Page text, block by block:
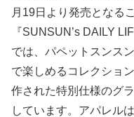
月19日より発売となる
『SUNSUN’s DAILY
では、パペットスンス
で楽しめるコレクショ
作された特別仕様のグ
しています。アパレル